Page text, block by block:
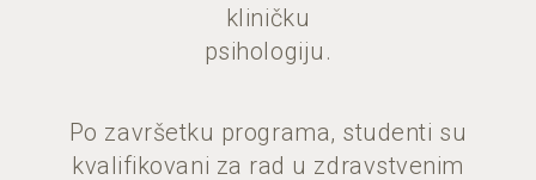
kliničku
psihologiju.
Po završetku programa, studenti su
kvalifikovani za rad u zdravstvenim